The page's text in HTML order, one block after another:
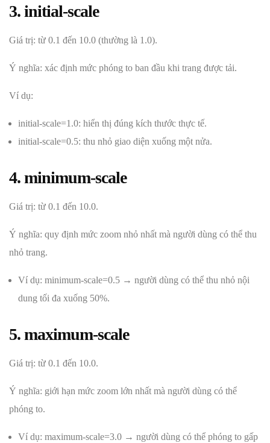
3. initial-scale
Giá trị: từ 0.1 đến 10.0 (thường là 1.0).
Ý nghĩa: xác định mức phóng to ban đầu khi trang được tải.
Ví dụ:
initial-scale=1.0: hiển thị đúng kích thước thực tế.
initial-scale=0.5: thu nhỏ giao diện xuống một nửa.
4. minimum-scale
Giá trị: từ 0.1 đến 10.0.
Ý nghĩa: quy định mức zoom nhỏ nhất mà người dùng có thể thu
nhỏ trang.
Ví dụ: minimum-scale=0.5 → người dùng có thể thu nhỏ nội
dung tối đa xuống 50%.
5. maximum-scale
Giá trị: từ 0.1 đến 10.0.
Ý nghĩa: giới hạn mức zoom lớn nhất mà người dùng có thể
phóng to.
Ví dụ: maximum-scale=3.0 → người dùng có thể phóng to gấp